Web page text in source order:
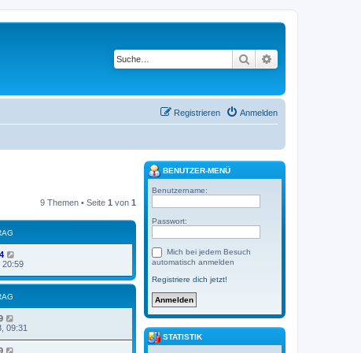
Suche
Anmelden
Registrieren
9 Themen • Seite 1 von 1
20:59
09:31
BENUTZER-MENÜ
Benutzername:
Passwort:
Mich bei jedem Besuch
automatisch anmelden
Registriere dich jetzt!
STATISTIK